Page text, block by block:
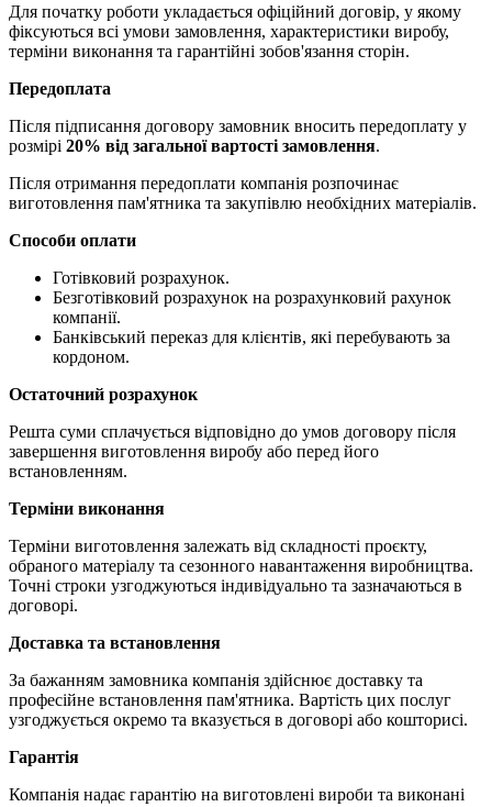
Для початку роботи укладається офіційний договір, у якому
фіксуються всі умови замовлення, характеристики виробу,
терміни виконання та гарантійні зобов'язання сторін.
Передоплата
Після підписання договору замовник вносить передоплату у
розмірі 20% від загальної вартості замовлення.
Після отримання передоплати компанія розпочинає
виготовлення пам'ятника та закупівлю необхідних матеріалів.
Способи оплати
Готівковий розрахунок.
Безготівковий розрахунок на розрахунковий рахунок
компанії.
Банківський переказ для клієнтів, які перебувають за
кордоном.
Остаточний розрахунок
Решта суми сплачується відповідно до умов договору після
завершення виготовлення виробу або перед його
встановленням.
Терміни виконання
Терміни виготовлення залежать від складності проєкту,
обраного матеріалу та сезонного навантаження виробництва.
Точні строки узгоджуються індивідуально та зазначаються в
договорі.
Доставка та встановлення
За бажанням замовника компанія здійснює доставку та
професійне встановлення пам'ятника. Вартість цих послуг
узгоджується окремо та вказується в договорі або кошторисі.
Гарантія
Компанія надає гарантію на виготовлені вироби та виконані